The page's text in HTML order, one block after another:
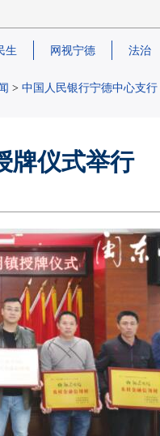
生 网视宁德 法治
> 中国人民银行宁德中心支行
牌仪式举行